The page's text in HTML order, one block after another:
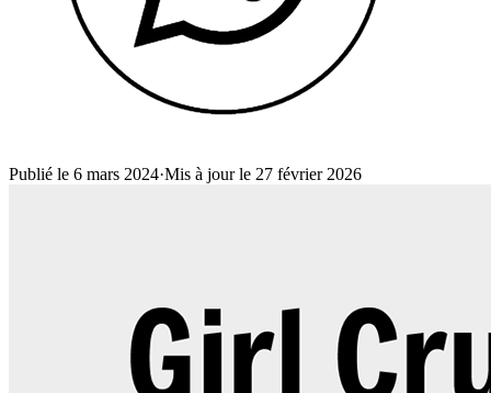
Publié le 6 mars 2024·Mis à jour le 27 février 2026